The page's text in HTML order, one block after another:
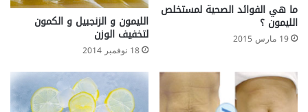
ما هي الفوائد الصحية لمستخلص
الليمون ؟
19 مارس 2015
الليمون و الزنجبيل و الكمون
لتخفيف الوزن
18 نوفمبر 2014